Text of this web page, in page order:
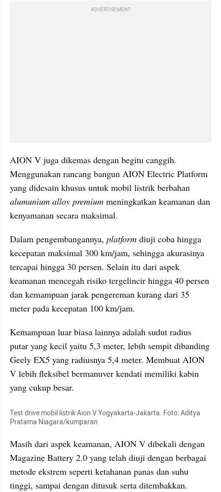
ADVERTISEMENT
AION V juga dikemas dengan begitu canggih.
Menggunakan rancang bangun AION Electric Platform
alumunium alloy premium meningkatkan keamanan dan
kenyamanan secara maksimal.
Dalam pengembangannya, platform diuji coba hingga
kecepatan maksimal 300 km/jam, sehingga akurasinya
tercapai hingga 30 persen. Selain itu dari aspek
keamanan mencegah risiko tergelincir hingga 40 persen
dan kemampuan jarak pengereman kurang dari 35
meter pada kecepatan 100 km/jam.
Kemampuan luar biasa lainnya adalah sudut radius
putar yang kecil yaitu 5,3 meter, lebih sempit dibanding
Geely EX5 yang radiusnya 5,4 meter. Membuat AION
V lebih fleksibel bermanuver kendati memiliki kabin
yang cukup besar.
Test drive mobil listrik Aion V Yogyakarta-Jakarta. Foto: Aditya
Pratama Niagara/kumparan
Masih dari aspek keamanan, AION V dibekali dengan
Magazine Battery 2.0 yang telah diuji dengan berbagai
metode ekstrem seperti ketahanan panas dan suhu
tinggi, sampai dengan ditusuk serta ditembakkan.